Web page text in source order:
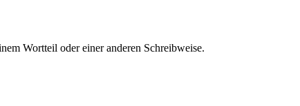
Wortteil oder einer anderen Schreibweise.